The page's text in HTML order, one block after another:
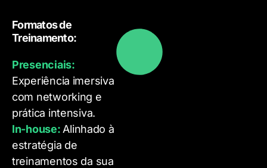
Formatos de
Treinamento:
Presenciais:
Experiência imersiva
com networking e
prática intensiva.
In-house: Alinhado à
estratégia de
treinamentos da sua